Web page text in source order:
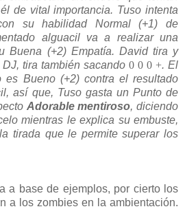
de vital importancia. Tuso intenta
su habilidad Normal (+1) de
alguacil va a realizar una
Buena (+2) Empatía. David tira y
tira también sacando 0 0 0 +. El
es Bueno (+2) contra el resultado
así que, Tuso gasta un Punto de
Adorable mentiroso, diciendo
mientras le explica su embuste,
tirada que le permite superar los
a base de ejemplos, por cierto los
a los zombies en la ambientación.